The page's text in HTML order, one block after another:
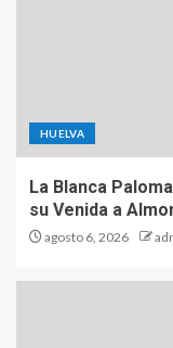
HUELVA
La Blanca
su Venida a
agosto 6, 2026